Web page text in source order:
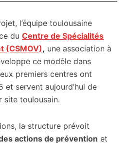
l’équipe toulousaine
du Centre de Spécialités
(CSMOV), une association à
ce modèle dans
premiers centres ont
et servent aujourd’hui de
site toulousain.
la structure prévoit
actions de prévention et